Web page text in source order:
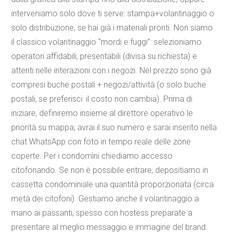
interveniamo solo dove ti serve: stampa+volantinaggio o
solo distribuzione, se hai già i materiali pronti. Non siamo
il classico volantinaggio “mordi e fuggi”: selezioniamo
operatori affidabili, presentabili (divisa su richiesta) e
attenti nelle interazioni con i negozi. Nel prezzo sono già
compresi buche postali + negozi/attività (o solo buche
postali, se preferisci: il costo non cambia). Prima di
iniziare, definiremo insieme al direttore operativo le
priorità su mappa; avrai il suo numero e sarai inserito nella
chat WhatsApp con foto in tempo reale delle zone
coperte. Per i condomìni chiediamo accesso
citofonando. Se non è possibile entrare, depositiamo in
cassetta condominiale una quantità proporzionata (circa
metà dei citofoni). Gestiamo anche il volantinaggio a
mano ai passanti, spesso con hostess preparate a
presentare al meglio messaggio e immagine del brand.